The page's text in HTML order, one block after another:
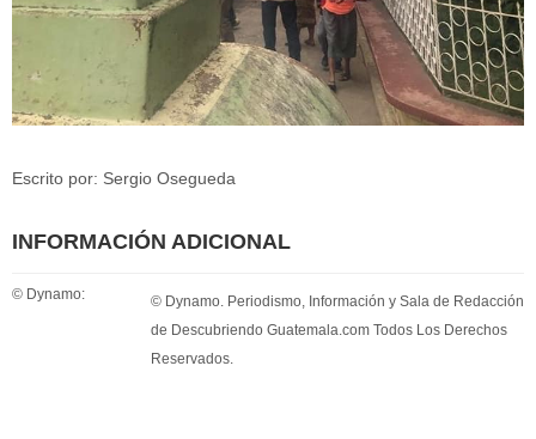
Escrito por: Sergio Osegueda
INFORMACIÓN ADICIONAL
© Dynamo:
© Dynamo. Periodismo, Información y Sala de Redacción
de Descubriendo Guatemala.com Todos Los Derechos
Reservados.